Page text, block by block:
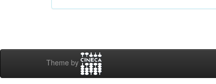
Theme by